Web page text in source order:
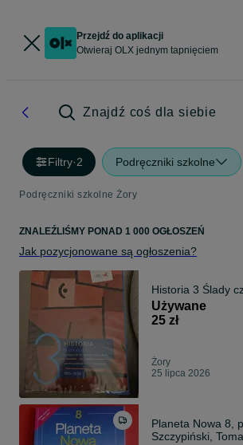
Przejdź do aplikacji
Otwieraj OLX jednym tapnięciem
Znajdź coś dla siebie
Filtry·2 Podręczniki szkolne
Podręczniki szkolne Żory
ZNALEŹLIŚMY PONAD 1 000 OGŁOSZEŃ
Jak pozycjonowane są ogłoszenia?
Historia 3 Ślady
Używane
25 zł
Żory
25 lipca 2026
Planeta Nowa 8,
Szczypiński,